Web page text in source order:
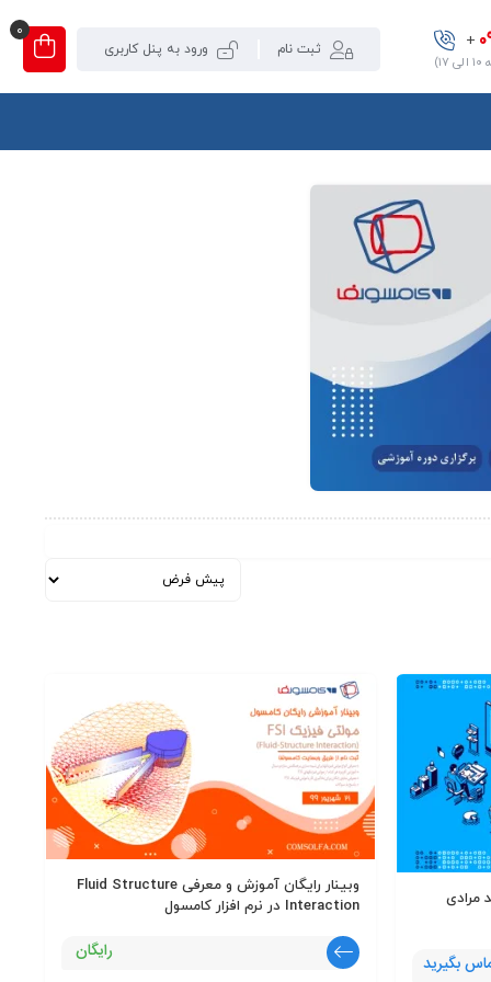
+ ثبت نام ورود به پنل کاربری
0
بگیرید
وبینار رایگان آموزش و معرفی Fluid Structure
Interaction در نرم افزار کامسول
رایگان